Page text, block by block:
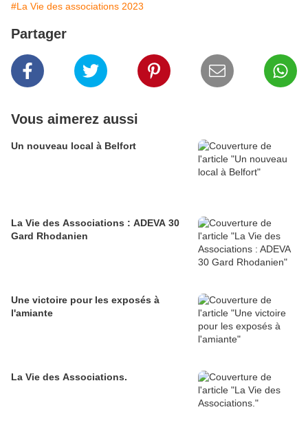
#La Vie des associations 2023
Partager
Vous aimerez aussi
Un nouveau local à Belfort
La Vie des Associations : ADEVA 30
Gard Rhodanien
Une victoire pour les exposés à
l'amiante
La Vie des Associations.